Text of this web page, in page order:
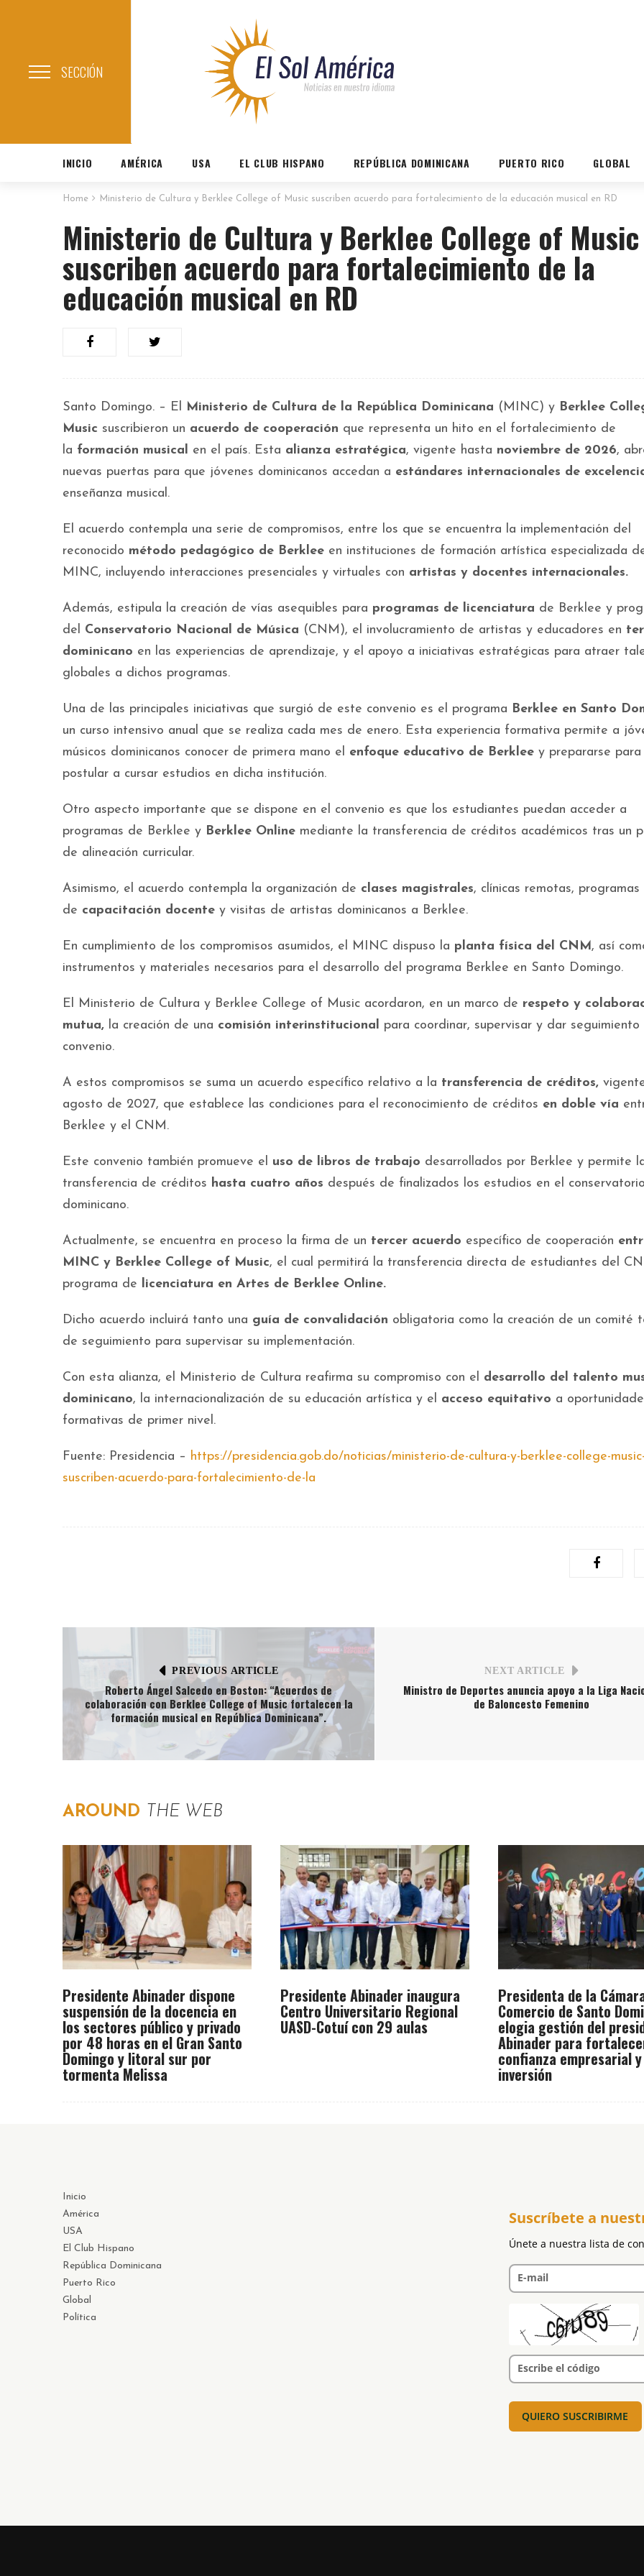
SECCIÓN
INICIO AMÉRICA USA EL CLUB HISPANO REPÚBLICA DOMINICANA PUERTO RICO GLOBAL
Home Ministerio de Cultura y Berklee College of Music suscriben acuerdo para fortalecimiento de la educación musical en RD
Ministerio de Cultura y Berklee College of Music
suscriben acuerdo para fortalecimiento de la
educación musical en RD
Santo Domingo. – El Ministerio de Cultura de la República Dominicana (MINC) y Berklee
Music suscribieron un acuerdo de cooperación que representa un hito en el fortalecimiento de
la formación musical en el país. Esta alianza estratégica, vigente hasta noviembre de 2026,
nuevas puertas para que jóvenes dominicanos accedan a estándares internacionales de
enseñanza musical.
El acuerdo contempla una serie de compromisos, entre los que se encuentra la implementación del
reconocido método pedagógico de Berklee en instituciones de formación artística especializada
MINC, incluyendo interacciones presenciales y virtuales con artistas y docentes internacionales.
Además, estipula la creación de vías asequibles para programas de licenciatura de Berklee y
del Conservatorio Nacional de Música (CNM), el involucramiento de artistas y educadores en
dominicano en las experiencias de aprendizaje, y el apoyo a iniciativas estratégicas para atraer
globales a dichos programas.
Una de las principales iniciativas que surgió de este convenio es el programa Berklee en Santo
un curso intensivo anual que se realiza cada mes de enero. Esta experiencia formativa permite a
músicos dominicanos conocer de primera mano el enfoque educativo de Berklee y prepararse para
postular a cursar estudios en dicha institución.
Otro aspecto importante que se dispone en el convenio es que los estudiantes puedan acceder a
programas de Berklee y Berklee Online mediante la transferencia de créditos académicos tras un
de alineación curricular.
Asimismo, el acuerdo contempla la organización de clases magistrales, clínicas remotas, programas
de capacitación docente y visitas de artistas dominicanos a Berklee.
En cumplimiento de los compromisos asumidos, el MINC dispuso la planta física del CNM, así
instrumentos y materiales necesarios para el desarrollo del programa Berklee en Santo Domingo.
El Ministerio de Cultura y Berklee College of Music acordaron, en un marco de respeto y
mutua, la creación de una comisión interinstitucional para coordinar, supervisar y dar seguimiento
convenio.
A estos compromisos se suma un acuerdo específico relativo a la transferencia de créditos,
agosto de 2027, que establece las condiciones para el reconocimiento de créditos en doble vía
Berklee y el CNM.
Este convenio también promueve el uso de libros de trabajo desarrollados por Berklee y permite
transferencia de créditos hasta cuatro años después de finalizados los estudios en el
dominicano.
Actualmente, se encuentra en proceso la firma de un tercer acuerdo específico de cooperación
MINC y Berklee College of Music, el cual permitirá la transferencia directa de estudiantes del
programa de licenciatura en Artes de Berklee Online.
Dicho acuerdo incluirá tanto una guía de convalidación obligatoria como la creación de un comité
de seguimiento para supervisar su implementación.
Con esta alianza, el Ministerio de Cultura reafirma su compromiso con el desarrollo del talento
dominicano, la internacionalización de su educación artística y el acceso equitativo a
formativas de primer nivel.
Fuente: Presidencia – https://presidencia.gob.do/noticias/ministerio-de-cultura-y-berklee-college-
suscriben-acuerdo-para-fortalecimiento-de-la
PREVIOUS ARTICLE
Roberto Ángel Salcedo en Boston: “Acuerdos de
colaboración con Berklee College of Music fortalecen la
formación musical en República Dominicana”.
NEXT ARTICLE
Ministro de Deportes anuncia apoyo a la Liga
de Baloncesto Femenino
AROUND THE WEB
Presidente Abinader dispone
suspensión de la docencia en
los sectores público y privado
por 48 horas en el Gran Santo
Domingo y litoral sur por
tormenta Melissa
Presidente Abinader inaugura
Centro Universitario Regional
UASD-Cotuí con 29 aulas
Presidenta de la
Comercio de Santo
elogia gestión del
Abinader para
confianza empresarial
inversión
Inicio
América
USA
El Club Hispano
República Dominicana
Puerto Rico
Global
Política
Suscríbete a
Únete a nuestra lista de
E-mail
Escribe el código